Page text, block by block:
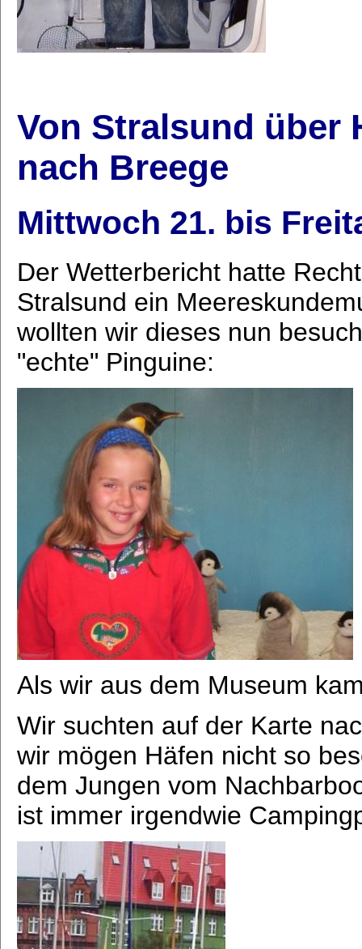
Von Stralsund über
nach Breege
Mittwoch 21. bis
Der Wetterbericht hatte
Stralsund ein
wollten wir dieses nun
"echte" Pinguine:
Als wir aus dem Museum
Wir suchten auf der Karte
wir mögen Häfen nicht so
dem Jungen vom
ist immer irgendwie